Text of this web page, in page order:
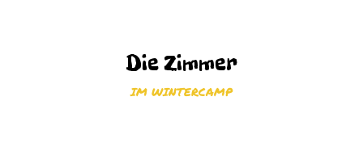
Die Zimmer
IM WINTERCAMP